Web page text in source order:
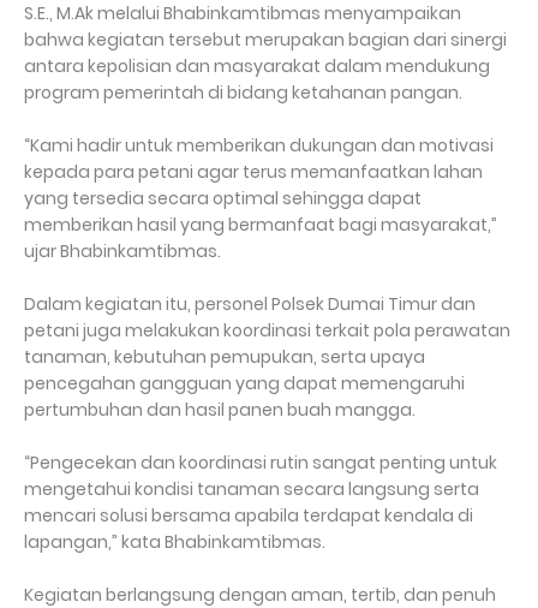
S.E., M.Ak melalui Bhabinkamtibmas menyampaikan
bahwa kegiatan tersebut merupakan bagian dari sinergi
antara kepolisian dan masyarakat dalam mendukung
program pemerintah di bidang ketahanan pangan.
“Kami hadir untuk memberikan dukungan dan motivasi
kepada para petani agar terus memanfaatkan lahan
yang tersedia secara optimal sehingga dapat
memberikan hasil yang bermanfaat bagi masyarakat,”
ujar Bhabinkamtibmas.
Dalam kegiatan itu, personel Polsek Dumai Timur dan
petani juga melakukan koordinasi terkait pola perawatan
tanaman, kebutuhan pemupukan, serta upaya
pencegahan gangguan yang dapat memengaruhi
pertumbuhan dan hasil panen buah mangga.
“Pengecekan dan koordinasi rutin sangat penting untuk
mengetahui kondisi tanaman secara langsung serta
mencari solusi bersama apabila terdapat kendala di
lapangan,” kata Bhabinkamtibmas.
Kegiatan berlangsung dengan aman, tertib, dan penuh